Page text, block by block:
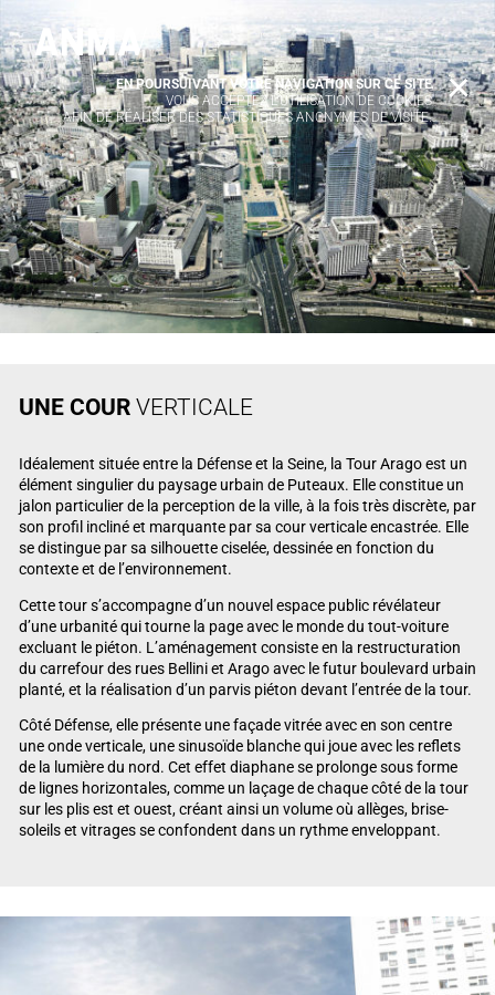
UNE COUR VERTICALE
Idéalement située entre la Défense et la Seine, la Tour Arago est un
élément singulier du paysage urbain de Puteaux. Elle constitue un
jalon particulier de la perception de la ville, à la fois très discrète, par
son profil incliné et marquante par sa cour verticale encastrée. Elle
se distingue par sa silhouette ciselée, dessinée en fonction du
contexte et de l’environnement.
Cette tour s’accompagne d’un nouvel espace public révélateur
d’une urbanité qui tourne la page avec le monde du tout-voiture
excluant le piéton. L’aménagement consiste en la restructuration
du carrefour des rues Bellini et Arago avec le futur boulevard urbain
planté, et la réalisation d’un parvis piéton devant l’entrée de la tour.
Côté Défense, elle présente une façade vitrée avec en son centre
une onde verticale, une sinusoïde blanche qui joue avec les reflets
de la lumière du nord. Cet effet diaphane se prolonge sous forme
de lignes horizontales, comme un laçage de chaque côté de la tour
sur les plis est et ouest, créant ainsi un volume où allèges, brise-
soleils et vitrages se confondent dans un rythme enveloppant.
EN POURSUIVANT VOTRE NAVIGATION SUR CE SITE
VOUS ACCEPTEZ L’UTILISATION DE COOKIES
AFIN DE RÉALISER DES STATISTIQUES ANONYMES DE VISITE.
X